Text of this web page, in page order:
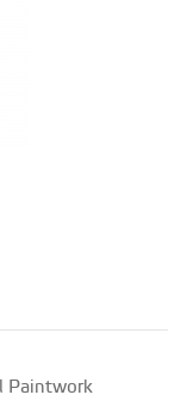
Paintwork